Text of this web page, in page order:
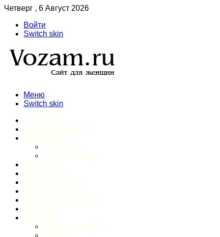
Четверг , 6 Август 2026
Войти
Switch skin
Меню
Switch skin